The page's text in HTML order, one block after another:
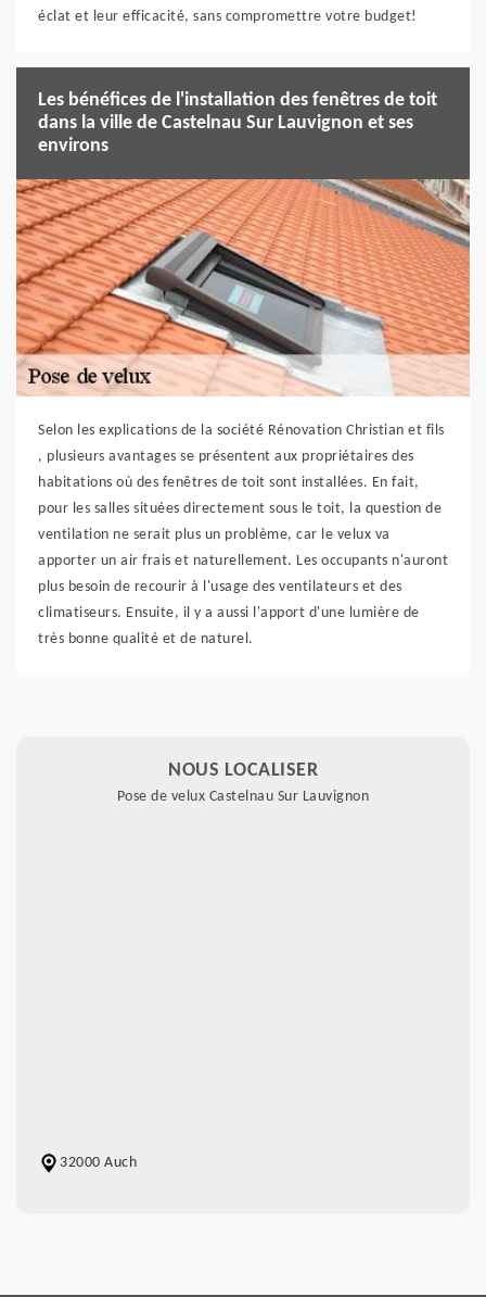
éclat et leur efficacité, sans compromettre votre budget!
Les bénéfices de l'installation des fenêtres de toit
dans la ville de Castelnau Sur Lauvignon et ses
environs
Selon les explications de la société Rénovation Christian et fils
, plusieurs avantages se présentent aux propriétaires des
habitations où des fenêtres de toit sont installées. En fait,
pour les salles situées directement sous le toit, la question de
ventilation ne serait plus un problème, car le velux va
apporter un air frais et naturellement. Les occupants n'auront
plus besoin de recourir à l'usage des ventilateurs et des
climatiseurs. Ensuite, il y a aussi l'apport d'une lumière de
très bonne qualité et de naturel.
NOUS LOCALISER
Pose de velux Castelnau Sur Lauvignon
32000 Auch